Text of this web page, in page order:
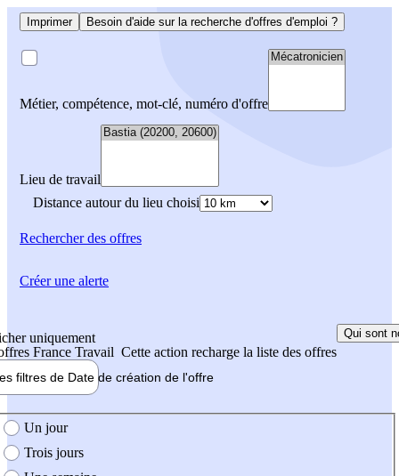
Imprimer Besoin d'aide sur la recherche d'offres d'emploi ?
Métier, compétence, mot-clé, numéro d'offre
Lieu de travail
Distance autour du lieu choisi
Rechercherdes offres
uniquement
France Travail Cette action recharge la liste des offres
Qui sont
filtres de Date de création de l'offre
création de l'offre
Un jour
Trois jours
Créer une alerte